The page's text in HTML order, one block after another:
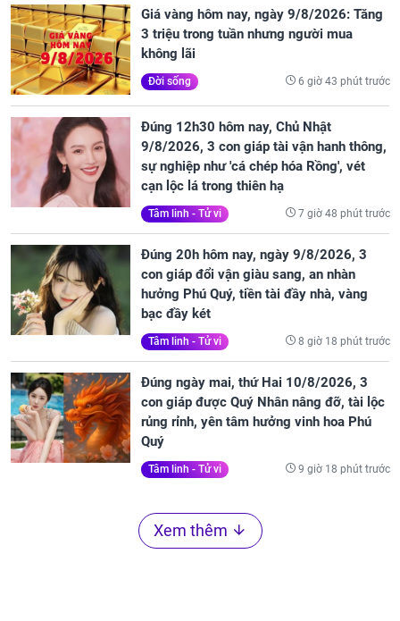
Giá vàng hôm nay, ngày 9/8/2026: Tăng
3 triệu trong tuần nhưng người mua
không lãi
Đời sống 6 giờ 43 phút trước
Đúng 12h30 hôm nay, Chủ Nhật
9/8/2026, 3 con giáp tài vận hanh thông,
sự nghiệp như 'cá chép hóa Rồng', vét
cạn lộc lá trong thiên hạ
Tâm linh - Tử vi 7 giờ 48 phút trước
Đúng 20h hôm nay, ngày 9/8/2026, 3
con giáp đổi vận giàu sang, an nhàn
hưởng Phú Quý, tiền tài đầy nhà, vàng
bạc đầy két
Tâm linh - Tử vi 8 giờ 18 phút trước
Đúng ngày mai, thứ Hai 10/8/2026, 3
con giáp được Quý Nhân nâng đỡ, tài lộc
rủng rỉnh, yên tâm hưởng vinh hoa Phú
Quý
Tâm linh - Tử vi 9 giờ 18 phút trước
Xem thêm